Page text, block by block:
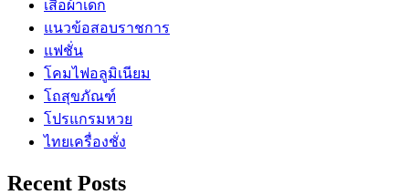
เสื้อผ้าเด็ก
แนวข้อสอบราชการ
แฟชั่น
โคมไฟอลูมิเนียม
โถสุขภัณฑ์
โปรแกรมหวย
ไทยเครื่องชั่ง
Recent Posts